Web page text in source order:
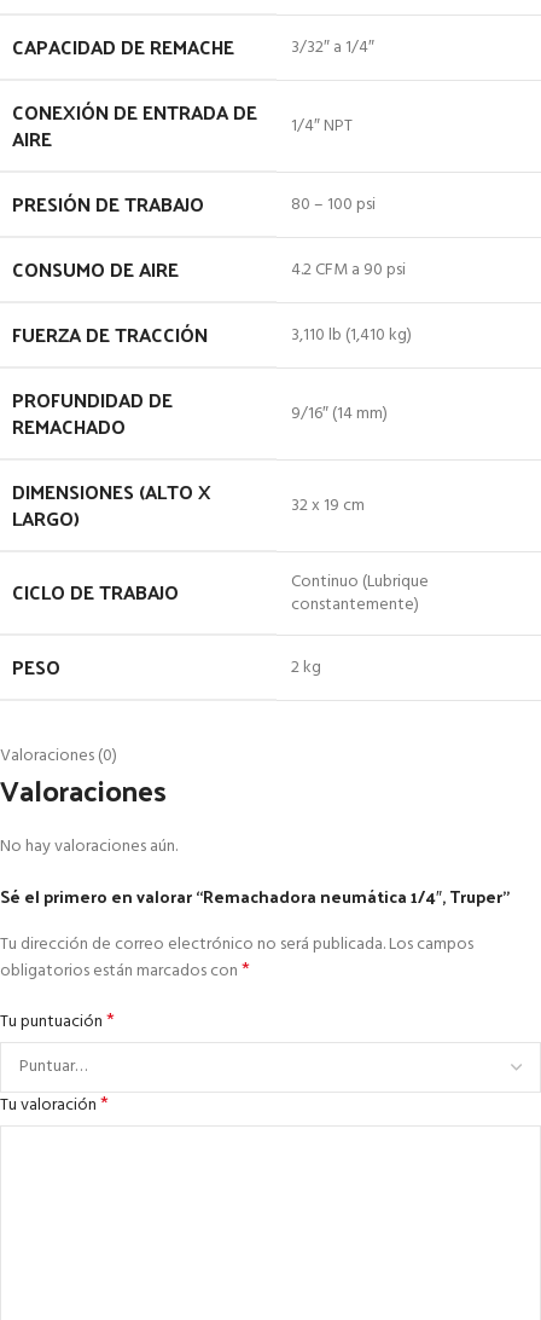
CAPACIDAD DE REMACHE 3/32″ a 1/4″
CONEXIÓN DE ENTRADA DE
AIRE 1/4″ NPT
PRESIÓN DE TRABAJO 80 – 100 psi
CONSUMO DE AIRE 4.2 CFM a 90 psi
FUERZA DE TRACCIÓN 3,110 lb (1,410 kg)
PROFUNDIDAD DE
REMACHADO 9/16″ (14 mm)
DIMENSIONES (ALTO X
LARGO) 32 x 19 cm
CICLO DE TRABAJO
Continuo (Lubrique
constantemente)
PESO 2 kg
Valoraciones (0)
Valoraciones
No hay valoraciones aún.
Sé el primero en valorar “Remachadora neumática 1/4″, Truper”
Tu dirección de correo electrónico no será publicada.Los campos
obligatorios están marcados con*
Tu puntuación*
Tu valoración*